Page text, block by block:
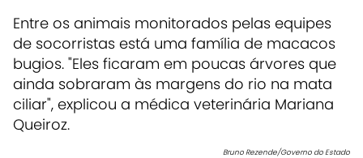
Entre os animais monitorados pelas equipes
de socorristas está uma família de macacos
bugios. "Eles ficaram em poucas árvores que
ainda sobraram às margens do rio na mata
ciliar", explicou a médica veterinária Mariana
Queiroz.
Bruno Rezende/Governo do Estado